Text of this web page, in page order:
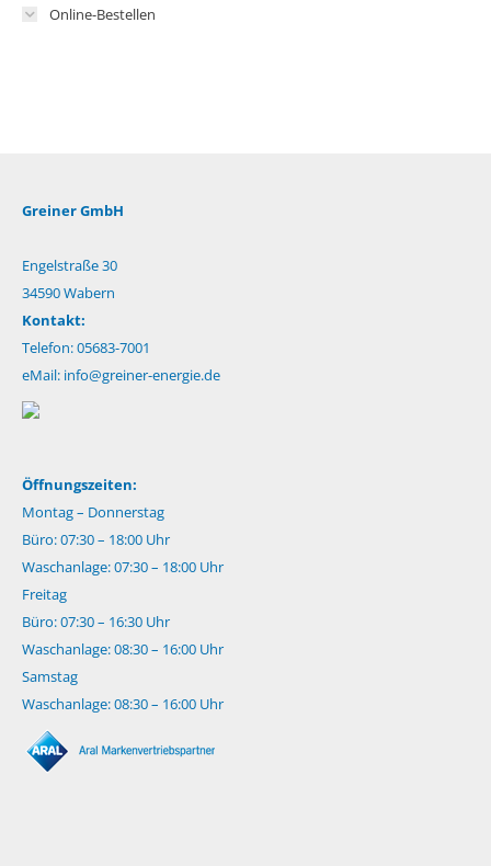
Online-Bestellen
Greiner GmbH
Engelstraße 30
34590 Wabern
Kontakt:
Telefon: 05683-7001
eMail: info@greiner-energie.de
Öffnungszeiten:
Montag – Donnerstag
Büro: 07:30 – 18:00 Uhr
Waschanlage: 07:30 – 18:00 Uhr
Freitag
Büro: 07:30 – 16:30 Uhr
Waschanlage: 08:30 – 16:00 Uhr
Samstag
Waschanlage: 08:30 – 16:00 Uhr